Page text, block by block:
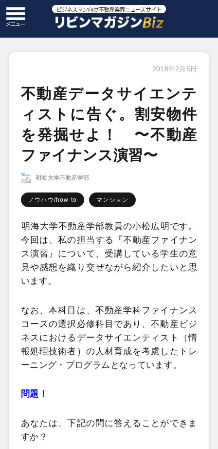
2018年2月5日
不動産データサイエンテ
ィストに告ぐ。割安物件
を発掘せよ！ 〜不動産
ファイナンス演習〜
明海大学不動産学部
ノウハウ/how to マンション
明海大学不動産学部教員の小松広明です。
今回は、私の担当する『不動産ファイナン
ス演習』について、受講している学生の意
見や感想を織り交ぜながら紹介したいと思
います。
なお、本科目は、不動産学科ファイナンス
コースの選択必修科目であり、不動産ビジ
ネスにおけるデータサイエンティスト（情
報処理技術者）の人材育成を考慮したトレ
ーニング・プログラムとなっています。
問題！
あなたは、下記の問に答えることができま
すか？